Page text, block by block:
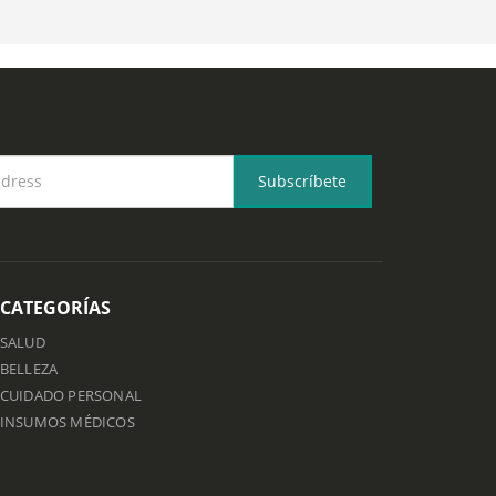
CATEGORÍAS
SALUD
BELLEZA
CUIDADO PERSONAL
INSUMOS MÉDICOS